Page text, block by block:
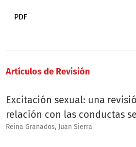
PDF
Artículos de Revisión
Excitación sexual: una
relación con las conductas
Reina Granados, Juan Sierra